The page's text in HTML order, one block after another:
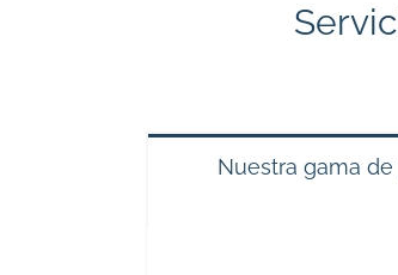
Nuestra gama